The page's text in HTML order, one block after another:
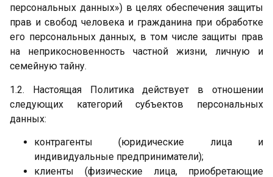
персональных данных») в целях обеспечения защиты
прав и свобод человека и гражданина при обработке
его персональных данных, в том числе защиты прав
на неприкосновенность частной жизни, личную и
семейную тайну.
1.2. Настоящая Политика действует в отношении
следующих категорий субъектов персональных
данных:
контрагенты (юридические лица и
индивидуальные предприниматели);
клиенты (физические лица, приобретающие